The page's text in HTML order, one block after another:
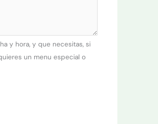
y hora, y que necesitas, si
un menu especial o